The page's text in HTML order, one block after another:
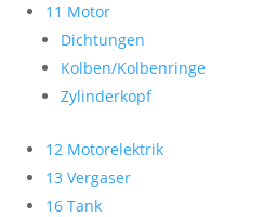
11 Motor
Dichtungen
Kolben/Kolbenringe
Zylinderkopf
12 Motorelektrik
13 Vergaser
16 Tank